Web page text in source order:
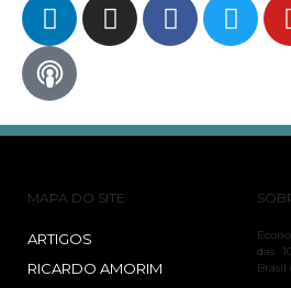
MAPA DO SITE
ARTIGOS
RICARDO AMORIM
das
Brasil